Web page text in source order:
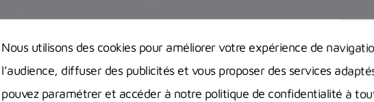
Avis clients Guides d'achat
Nous utilisons des cookies pour améliorer votre expérience de
l’audience, diffuser des publicités et vous proposer des services
pouvez paramétrer et accéder à notre politique de confidentialité à